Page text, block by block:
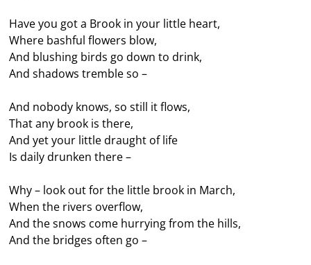
Have you got a Brook in your little heart,
Where bashful flowers blow,
And blushing birds go down to drink,
And shadows tremble so –
And nobody knows, so still it flows,
That any brook is there,
And yet your little draught of life
Is daily drunken there –
Why – look out for the little brook in March,
When the rivers overflow,
And the snows come hurrying from the hills,
And the bridges often go –